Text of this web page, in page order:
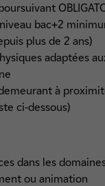
bac+2
plus de 2 ans)
adaptées
à
ci-dessous)
dans les
ou animation